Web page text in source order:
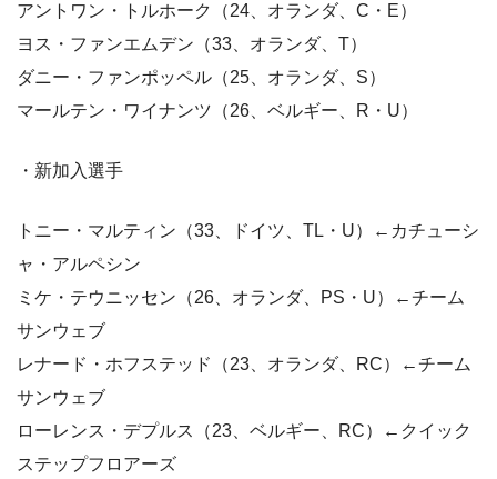
アントワン・トルホーク（24、オランダ、C・E）
ヨス・ファンエムデン（33、オランダ、T）
ダニー・ファンポッペル（25、オランダ、S）
マールテン・ワイナンツ（26、ベルギー、R・U）
・新加入選手
トニー・マルティン（33、ドイツ、TL・U）←カチューシ
ャ・アルペシン
ミケ・テウニッセン（26、オランダ、PS・U）←チーム
サンウェブ
レナード・ホフステッド（23、オランダ、RC）←チーム
サンウェブ
ローレンス・デプルス（23、ベルギー、RC）←クイック
ステップフロアーズ